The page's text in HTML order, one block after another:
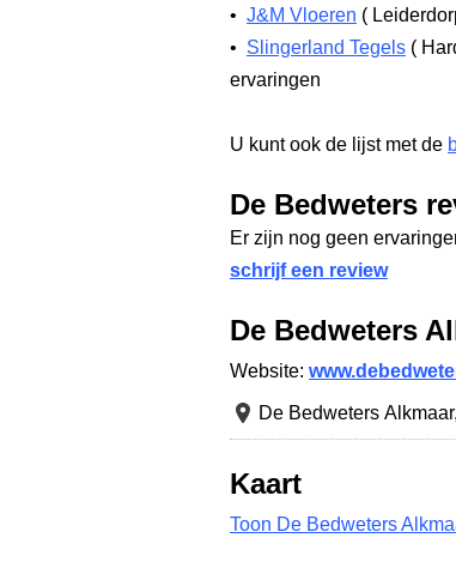
• J&M Vloeren (
• Slingerland Tegels (
ervaringen
U kunt ook de lijst met de
De Bedweters
Er zijn nog geen
schrijf een review
De Bedweters
Website:
De Bedweters Alkmaar,
Kaart
Toon De Bedweters